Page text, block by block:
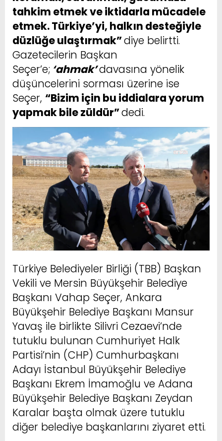
tahkim etmek ve iktidarla mücadele
etmek. Türkiye’yi, halkın desteğiyle
düzlüğe ulaştırmak”diye belirtti.
Gazetecilerin Başkan
Seçer’e; ‘ahmak’davasına yönelik
düşüncelerini sorması üzerine ise
Seçer, “Bizim için bu iddialara yorum
yapmak bile züldür”dedi.
Türkiye Belediyeler Birliği (TBB) Başkan
Vekili ve Mersin Büyükşehir Belediye
Başkanı Vahap Seçer, Ankara
Büyükşehir Belediye Başkanı Mansur
Yavaş ile birlikte Silivri Cezaevi’nde
tutuklu bulunan Cumhuriyet Halk
Partisi’nin (CHP) Cumhurbaşkanı
Adayı İstanbul Büyükşehir Belediye
Başkanı Ekrem İmamoğlu ve Adana
Büyükşehir Belediye Başkanı Zeydan
Karalar başta olmak üzere tutuklu
diğer belediye başkanlarını ziyaret etti.